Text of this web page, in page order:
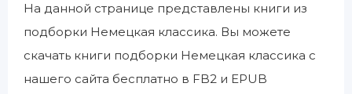
На данной странице представлены книги из
подборки Немецкая классика. Вы можете
скачать книги подборки Немецкая классика с
нашего сайта бесплатно в FB2 и EPUB